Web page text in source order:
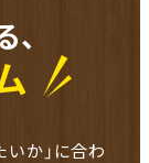
か」に合わ